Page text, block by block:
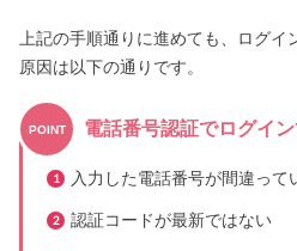
上記の手順通りに進めても、ログ
原因は以下の通りです。
POINT 電話番号認証でログイ
入力した電話番号が間違って
認証コードが最新ではない